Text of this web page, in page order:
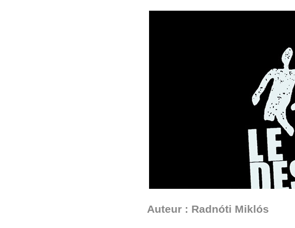
Auteur : Radnóti Miklós